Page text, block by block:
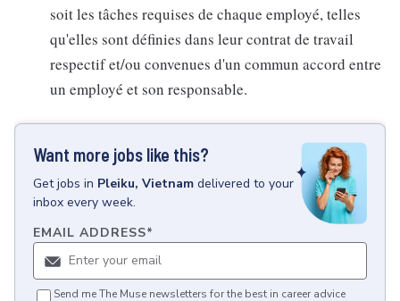
soit les tâches requises de chaque employé, telles
qu'elles sont définies dans leur contrat de travail
respectif et/ou convenues d'un commun accord entre
un employé et son responsable.
Want more jobs like this?
Getjobs in Pleiku, Vietnam delivered to your
inbox every week.
EMAIL ADDRESS*
Send me The Muse newsletters for the best in career advice